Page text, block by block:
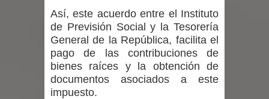
Así, este acuerdo entre el Instituto
de Previsión Social y la Tesorería
General de la República, facilita el
pago de las contribuciones de
bienes raíces y la obtención de
documentos asociados a este
impuesto.